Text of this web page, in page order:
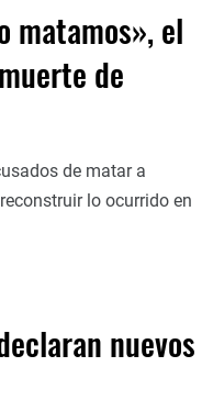
matamos», el
de
de matar a
lo ocurrido en
nuevos